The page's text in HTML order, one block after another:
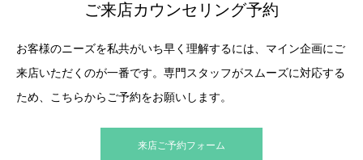
ご来店カウンセリング予約
お客様のニーズを私共がいち早く理解するには、マイン企画にご
来店いただくのが一番です。専門スタッフがスムーズに対応する
ため、こちらからご予約をお願いします。
来店ご予約フォーム